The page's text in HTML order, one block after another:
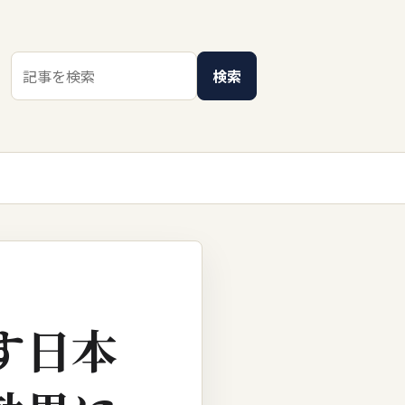
検索キーワード
検索
日本